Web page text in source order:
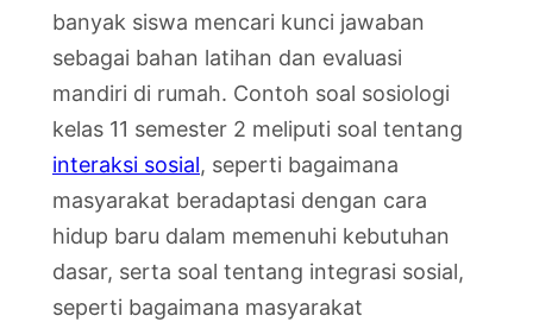
banyak siswa mencari kunci jawaban
sebagai bahan latihan dan evaluasi
mandiri di rumah. Contoh soal sosiologi
kelas 11 semester 2 meliputi soal tentang
interaksi sosial, seperti bagaimana
masyarakat beradaptasi dengan cara
hidup baru dalam memenuhi kebutuhan
dasar, serta soal tentang integrasi sosial,
seperti bagaimana masyarakat